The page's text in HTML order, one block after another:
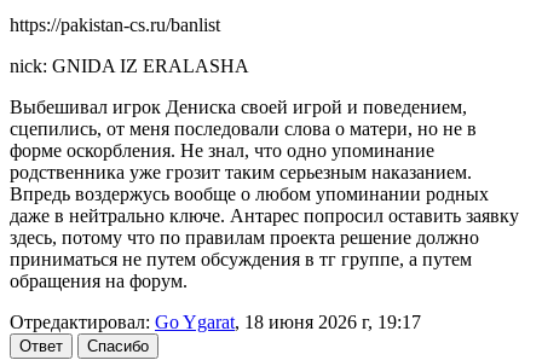
https://pakistan-cs.ru/banlist
nick: GNIDA IZ ERALASHA
Выбешивал игрок Дениска своей игрой и поведением,
сцепились, от меня последовали слова о матери, но не в
форме оскорбления. Не знал, что одно упоминание
родственника уже грозит таким серьезным наказанием.
Впредь воздержусь вообще о любом упоминании родных
даже в нейтрально ключе. Антарес попросил оставить заявку
здесь, потому что по правилам проекта решение должно
приниматься не путем обсуждения в тг группе, а путем
обращения на форум.
Отредактировал: Go Ygarat, 18 июня 2026 г, 19:17
Ответ Спасибо